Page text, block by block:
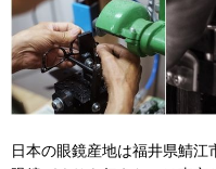
日本の眼鏡産地は福井県鯖